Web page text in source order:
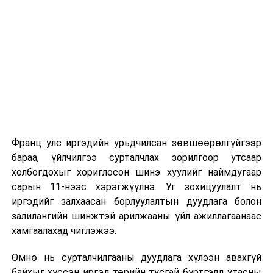
2026 оны 9 дүгээр сарын 13-наас оюутнуудыг
дотуур байранд оруулж эхэлнэ.
Сургууль, цэцэрлэгийн үйл ажиллагааны
зохицуулалт
2026 оны 8 дугаар сарын 17–28-ны өдрүүдэд
байранд элсэлт, бүртгэл болон бусад аливаа
Франц улс иргэдийн урьдчилсан зөвшөөрөлгүйгээр
бараа, үйлчилгээ сурталчлах зорилгоор утсаар
холбогдохыг хориглосон шинэ хуулийг наймдугаар
сарын 11-нээс хэрэгжүүлнэ. Уг зохицуулалт нь
иргэдийг залхаасан борлуулалтын дуудлага болон
залилангийн шинжтэй арилжааны үйл ажиллагаанаас
хамгаалахад чиглэжээ.
Өмнө нь сурталчилгааны дуудлага хүлээн авахгүй